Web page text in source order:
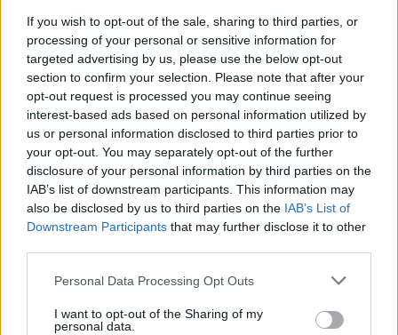
If you wish to opt-out of the sale, sharing to third parties, or
processing of your personal or sensitive information for
targeted advertising by us, please use the below opt-out
section to confirm your selection. Please note that after your
opt-out request is processed you may continue seeing
interest-based ads based on personal information utilized by
us or personal information disclosed to third parties prior to
your opt-out. You may separately opt-out of the further
disclosure of your personal information by third parties on the
IAB’s list of downstream participants. This information may
also be disclosed by us to third parties on the IAB’s List of
Downstream Participants that may further disclose it to other
Personal Data Processing Opt Outs
I want to opt-out of the Sharing of my
personal data.
Kolozsvári CFR, kikapott a
Győr és a Loki is
Nőileg
Sándor Ella: Na, indíts, s
menjünk!
A rovat további cikkei